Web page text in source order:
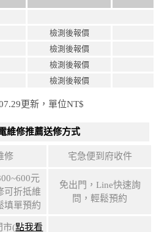
檢測後報價
檢測後報價
檢測後報價
檢測後報價
更新，單位NT$
維修推薦送修方式
修 宅急便到府收件
元
可折抵維
填單預約
免出門，Line快速詢
問，輕鬆預約
市(點我看